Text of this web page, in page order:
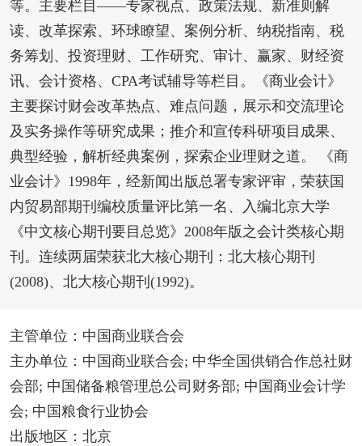
等。主要栏目――专家视点、政策法规、新准则解
读、改革探索、环球瞭望、案例分析、纳税指南、税
务筹划、投资理财、工作研究、审计、赢家、财经资
讯、会计资格、CPA考试辅导等栏目。《商业会计》
主要探讨财会改革热点、难点问题，展示和交流理论
及实务操作等研究成果；推介和宣传科研项目成果、
典型经验，解析经典案例，探索企业理财之道。 《商
业会计》1998年，经新闻出版总署专家评审，荣获国
内贸易部期刊编校质量评比第一名、入编北京大学
《中文核心期刊要目总览》2008年版之会计类核心期
刊。连续两届荣获北大核心期刊：北大核心期刊
(2008)、北大核心期刊(1992)。
主管单位：中国商业联合会
主办单位：中国商业联合会; 中华全国供销合作总社财
会部; 中国储备粮管理总公司财务部; 中国商业会计学
会; 中国粮食行业协会
出版地区：北京